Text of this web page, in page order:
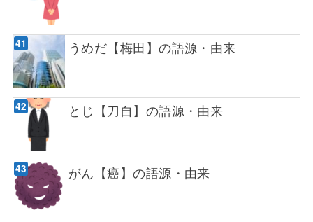
うめだ【梅田】の語源・由来
とじ【刀自】の語源・由来
がん【癌】の語源・由来